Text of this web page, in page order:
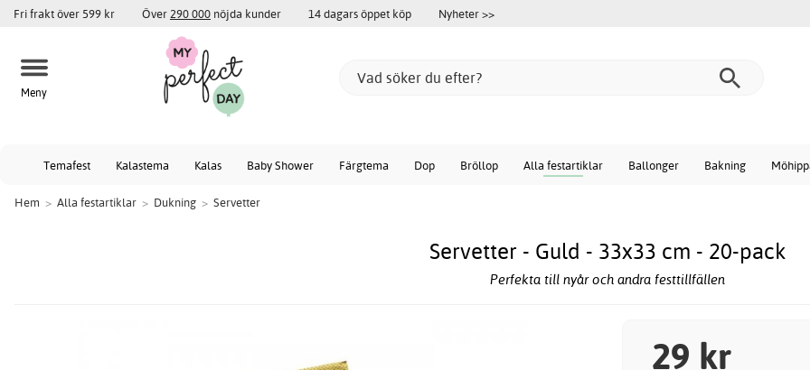
Fri frakt över 599 kr Över 290 000 nöjda kunder 14 dagars öppet köp Nyheter >>
Meny
Temafest Kalastema Kalas Baby Shower Färgtema Dop Bröllop Alla festartiklar Ballonger Bakning
Hem > Alla festartiklar > Dukning > Servetter
Servetter - Guld - 33x33 cm - 20-pack
Perfekta till nyår och andra festtillfällen
29 kr